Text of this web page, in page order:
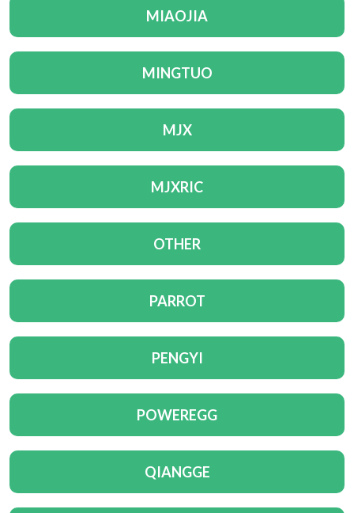
MIAOJIA
MINGTUO
MJX
MJXRIC
OTHER
PARROT
PENGYI
POWEREGG
QIANGGE